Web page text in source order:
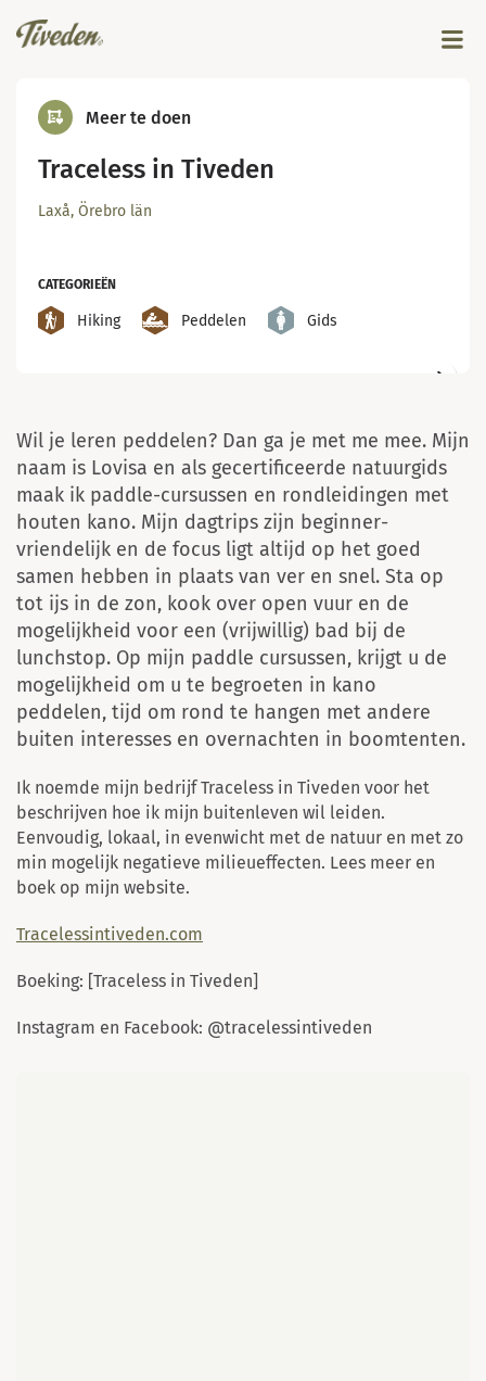
Meer te doen
Traceless in Tiveden
Laxå, Örebro län
CATEGORIEËN
Hiking Peddelen Gids
Paddla kanot i Tiveden
Wil je leren peddelen? Dan ga je met me mee. Mijn
naam is Lovisa en als gecertificeerde natuurgids
maak ik paddle-cursussen en rondleidingen met
houten kano. Mijn dagtrips zijn beginner-
vriendelijk en de focus ligt altijd op het goed
samen hebben in plaats van ver en snel. Sta op
tot ijs in de zon, kook over open vuur en de
mogelijkheid voor een (vrijwillig) bad bij de
lunchstop. Op mijn paddle cursussen, krijgt u de
mogelijkheid om u te begroeten in kano
peddelen, tijd om rond te hangen met andere
buiten interesses en overnachten in boomtenten.
Ik noemde mijn bedrijf Traceless in Tiveden voor het
beschrijven hoe ik mijn buitenleven wil leiden.
Eenvoudig, lokaal, in evenwicht met de natuur en met zo
min mogelijk negatieve milieueffecten. Lees meer en
boek op mijn website.
Tracelessintiveden.com
Boeking: [Traceless in Tiveden]
Instagram en Facebook: @tracelessintiveden